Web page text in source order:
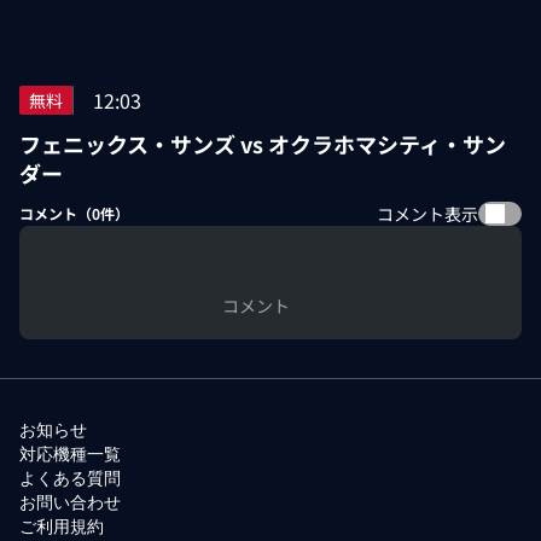
無料 12:03
フェニックス・サンズ vs オクラホマシティ・サン
ダー
コメント（0件） コメント表示
コメント
お知らせ
対応機種一覧
よくある質問
お問い合わせ
ご利用規約